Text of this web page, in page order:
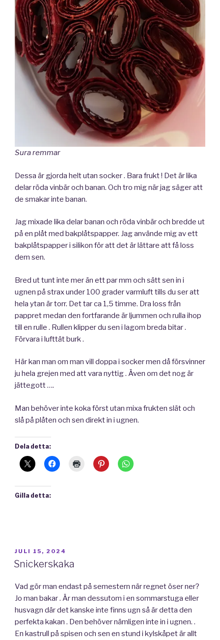
Sura remmar
Dessa är gjorda helt utan socker . Bara frukt ! Det är lika
delar röda vinbär och banan. Och tro mig när jag säger att
de smakar inte banan.
Jag mixade lika delar banan och röda vinbär och bredde ut
på en plåt med bakplåtspapper. Jag använde mig av ett
bakplåtspapper i silikon för att det är lättare att få loss
dem sen.
Bred ut tunt inte mer än ett par mm och sätt sen in i
ugnen på strax under 100 grader varmluft tills du ser att
hela ytan är torr. Det tar ca 1,5 timme. Dra loss från
pappret medan den fortfarande är ljummen och rulla ihop
till en rulle . Rullen klipper du sen i lagom breda bitar .
Förvara i lufttät burk .
Här kan man om man vill doppa i socker men då försvinner
ju hela grejen med att vara nyttig . Även om det nog är
jättegott ….
Man behöver inte koka först utan mixa frukten slät och
slå på plåten och sen direkt in i ugnen.
Dela detta:
Gilla detta:
PUBLICERAT
JULI 15, 2024
Snickerskaka
Vad gör man endast på semestern när regnet öser ner?
Jo man bakar . Är man dessutom i en sommarstuga eller
husvagn där det kanske inte finns ugn så är detta den
perfekta kakan . Den behöver nämligen inte in i ugnen. .
En kastrull på spisen och sen en stund i kylskåpet är allt